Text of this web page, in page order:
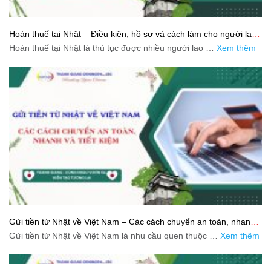
Hoàn thuế tại Nhật – Điều kiện, hồ sơ và cách làm cho người lao
động
Hoàn thuế tại Nhật là thủ tục được nhiều người lao … Xem thêm
Gửi tiền từ Nhật về Việt Nam – Các cách chuyển an toàn, nhanh
và tiết kiệm
Gửi tiền từ Nhật về Việt Nam là nhu cầu quen thuộc … Xem thêm